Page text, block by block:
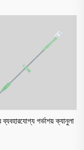
ব্যবহারযোগ্য গর্ভাশয় ক্যানুলা